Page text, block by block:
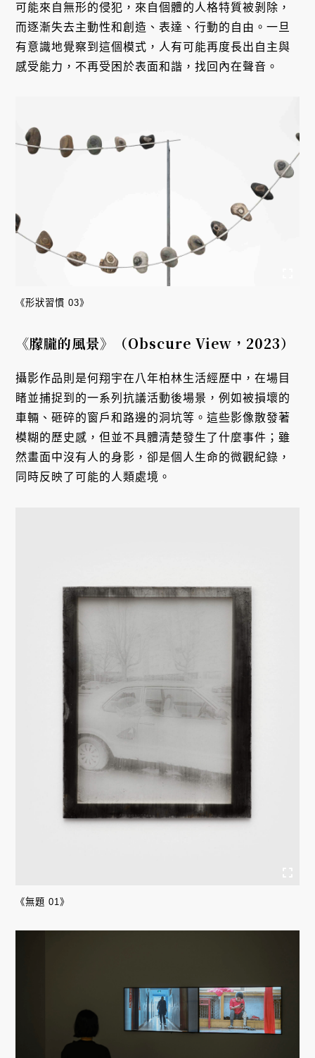
可能來自無形的侵犯，來自個體的人格特質被剝除，
而逐漸失去主動性和創造、表達、行動的自由。一旦
有意識地覺察到這個模式，人有可能再度長出自主與
感受能力，不再受困於表面和諧，找回內在聲音。
《形狀習慣 03》
《朦朧的風景》（Obscure View，2023）
攝影作品則是何翔宇在八年柏林生活經歷中，在場目
睹並捕捉到的一系列抗議活動後場景，例如被損壞的
車輛、砸碎的窗戶和路邊的洞坑等。這些影像散發著
模糊的歷史感，但並不具體清楚發生了什麼事件；雖
然畫面中沒有人的身影，卻是個人生命的微觀紀錄，
同時反映了可能的人類處境。
《無題 01》